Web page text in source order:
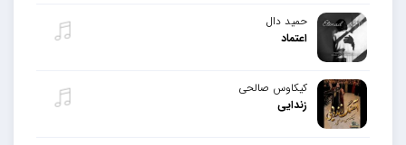
حمید دال
اعتماد
کیکاوس صالحی
زندایی